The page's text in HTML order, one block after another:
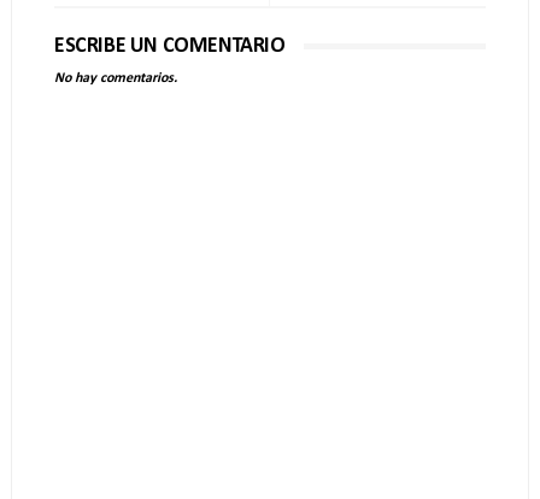
ESCRIBE UN COMENTARIO
No hay comentarios.